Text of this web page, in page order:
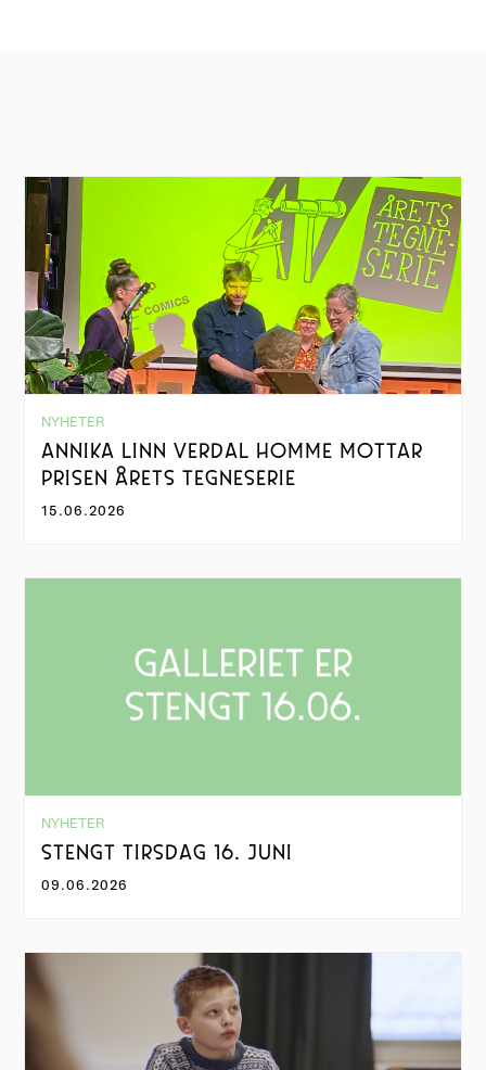
NYHETER
ANNIKA LINN VERDAL HOMME MOTTAR
PRISEN ÅRETS TEGNESERIE
15.06.2026
NYHETER
STENGT TIRSDAG 16. JUNI
09.06.2026